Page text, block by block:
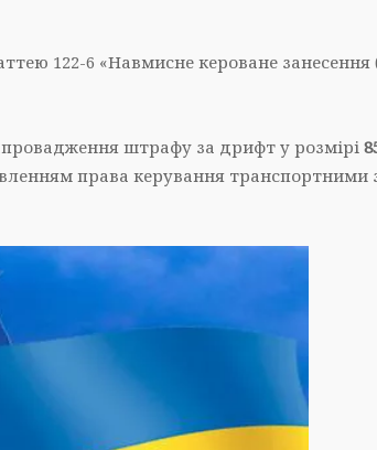
122-6 «Навмисне кероване
штрафу за дрифт у розмірі
права керування транспортними